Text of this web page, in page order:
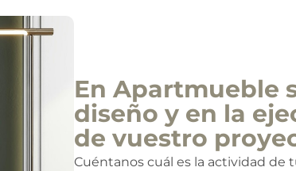
En Apartmueble
diseño y en la
de vuestro
Cuéntanos cuál es la actividad de